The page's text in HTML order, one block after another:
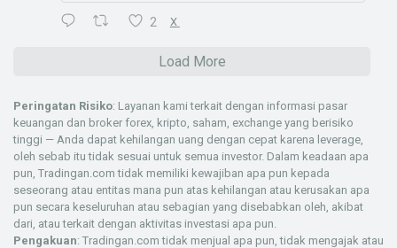
2 X
Load More
Peringatan Risiko: Layanan kami terkait dengan informasi pasar
keuangan dan broker forex, kripto, saham, exchange yang berisiko
tinggi — Anda dapat kehilangan uang dengan cepat karena leverage,
oleh sebab itu tidak sesuai untuk semua investor. Dalam keadaan apa
pun, Tradingan.com tidak memiliki kewajiban apa pun kepada
seseorang atau entitas mana pun atas kehilangan atau kerusakan apa
pun secara keseluruhan atau sebagian yang disebabkan oleh, akibat
dari, atau terkait dengan aktivitas investasi apa pun.
Pengakuan: Tradingan.com tidak menjual apa pun, tidak mengajak atau